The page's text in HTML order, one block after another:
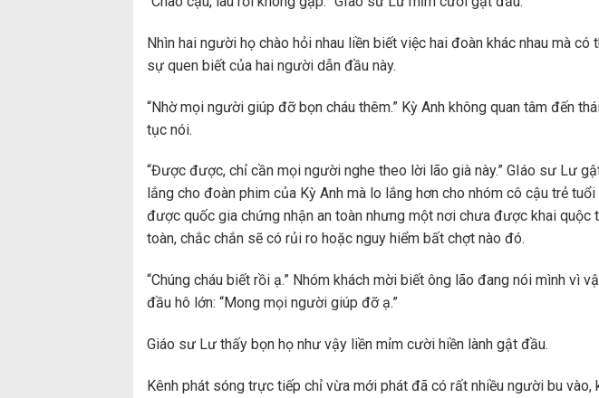
Nhìn hai người họ chào hỏi nhau liền biết việc hai đoàn khác nhau mà có
sự quen biết của hai người dẫn đầu này.
“Nhờ mọi người giúp đỡ bọn cháu thêm.” Kỳ Anh không quan tâm đến
tục nói.
“Được được, chỉ cần mọi người nghe theo lời lão già này.” GIáo sư Lư
lắng cho đoàn phim của Kỳ Anh mà lo lắng hơn cho nhóm cô cậu trẻ
được quốc gia chứng nhận an toàn nhưng một nơi chưa được khai quộc
toàn, chắc chắn sẽ có rủi ro hoặc nguy hiểm bất chợt nào đó.
“Chúng cháu biết rồi ạ.” Nhóm khách mời biết ông lão đang nói mình vì
đầu hô lớn: “Mong mọi người giúp đỡ ạ.”
Giáo sư Lư thấy bọn họ như vậy liền mỉm cười hiền lành gật đầu.
Kênh phát sóng trực tiếp chỉ vừa mới phát đã có rất nhiều người bu vào,